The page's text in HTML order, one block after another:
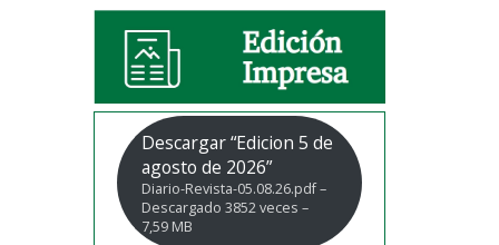
Descargar “Edicion 5 de
agosto de 2026”
Diario-Revista-05.08.26.pdf –
Descargado 3852 veces –
7,59 MB